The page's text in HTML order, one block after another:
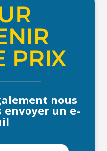
PRIX
nous
envoyer un e-